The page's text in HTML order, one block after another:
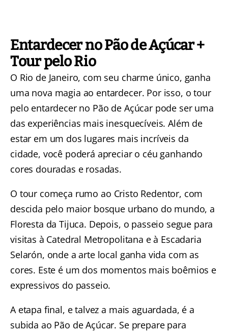
Entardecer no Pão de Açúcar +
Tour pelo Rio
O Rio de Janeiro, com seu charme único, ganha
uma nova magia ao entardecer. Por isso, o tour
pelo entardecer no Pão de Açúcarpode ser uma
das experiências mais inesquecíveis. Além de
estar em um dos lugares mais incríveis da
cidade, você poderá apreciar o céu ganhando
cores douradas e rosadas.
O tour começa rumo ao Cristo Redentor, com
descida pelo maior bosque urbano do mundo, a
Floresta da Tijuca. Depois, o passeio segue para
visitas à Catedral Metropolitana e à Escadaria
Selarón, onde a arte local ganha vida com as
cores. Este é um dos momentos mais boêmios e
expressivos do passeio.
A etapa final, e talvez a mais aguardada, é a
subida ao Pão de Açúcar. Se prepare para